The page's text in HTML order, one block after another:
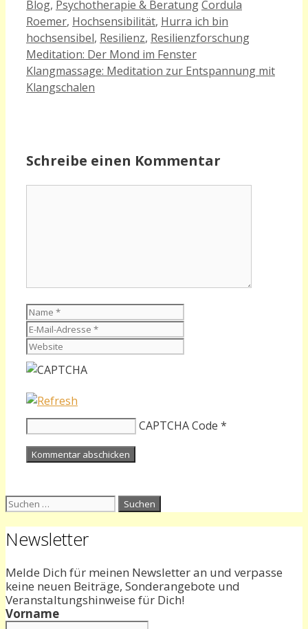
Kategorien
Blog, Psychotherapie & BeratungSchlagwörter
Cordula
Roemer, Hochsensibilität, Hurra ich bin
hochsensibel, Resilienz, Resilienzforschung
Meditation: Der Mond im Fenster
Klangmassage: Meditation zur Entspannung mit
Klangschalen
Schreibe einen Kommentar
Name
Adresse
CAPTCHA Code *
Suchen
Newsletter
Melde Dich für meinen Newsletter an und verpasse
keine neuen Beiträge, Sonderangebote und
Veranstaltungshinweise für Dich!
Vorname